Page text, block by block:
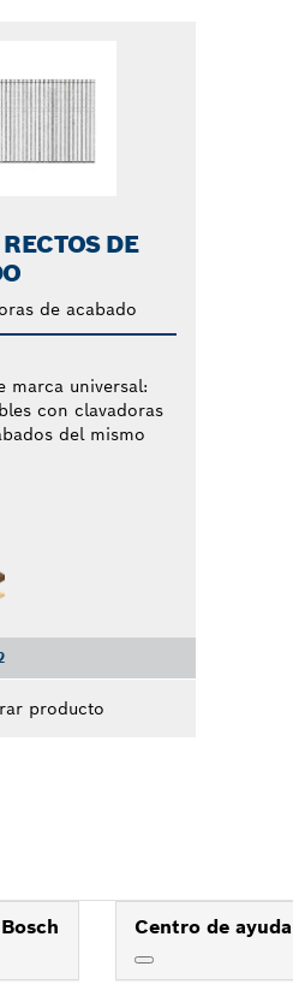
DE
de acabado
marca universal:
con clavadoras
del mismo
producto
Centro de ayuda